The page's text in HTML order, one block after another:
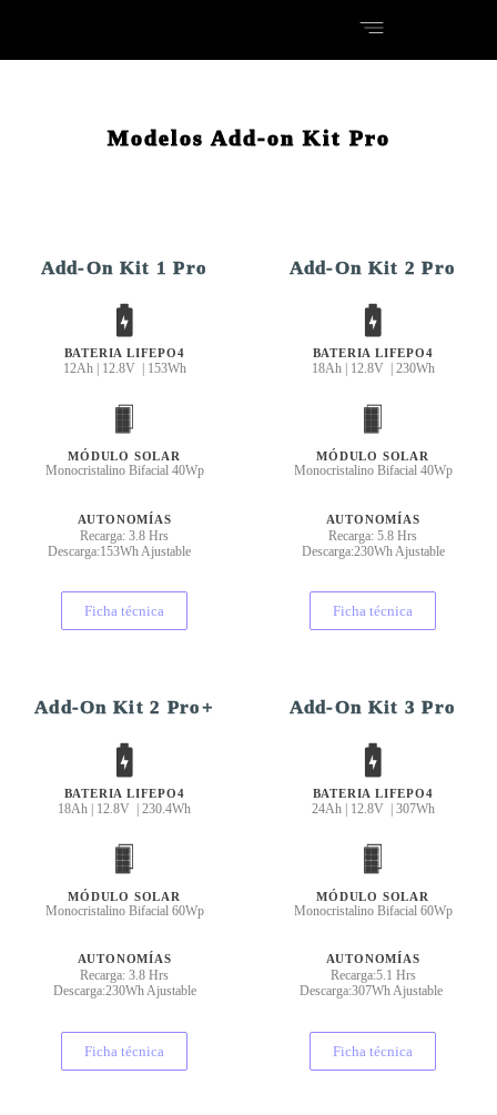
Modelos Add-on Kit Pro
Add-On Kit 1 Pro
BATERIA LIFEPO4
12Ah | 12.8V | 153Wh
MÓDULO SOLAR
Monocristalino Bifacial 40Wp
AUTONOMÍAS
Recarga: 3.8 Hrs
Descarga:153Wh Ajustable
Ficha técnica
Add-On Kit 2 Pro
BATERIA LIFEPO4
18Ah | 12.8V | 230Wh
MÓDULO SOLAR
Monocristalino Bifacial 40Wp
AUTONOMÍAS
Recarga: 5.8 Hrs
Descarga:230Wh Ajustable
Ficha técnica
Add-On Kit 2 Pro+
BATERIA LIFEPO4
18Ah | 12.8V | 230.4Wh
MÓDULO SOLAR
Monocristalino Bifacial 60Wp
AUTONOMÍAS
Recarga: 3.8 Hrs
Descarga:230Wh Ajustable
Ficha técnica
Add-On Kit 3 Pro
BATERIA LIFEPO4
24Ah | 12.8V | 307Wh
MÓDULO SOLAR
Monocristalino Bifacial 60Wp
AUTONOMÍAS
Recarga:5.1 Hrs
Descarga:307Wh Ajustable
Ficha técnica